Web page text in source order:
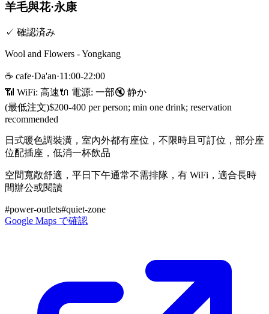
羊毛與花·永康
✓ 確認済み
Wool and Flowers - Yongkang
☕ cafe·Da'an·11:00-22:00
📶 WiFi: 高速🔌 電源: 一部🔇 静か
(最低注文)$200-400 per person; min one drink; reservation
recommended
日式暖色調裝潢，室內外都有座位，不限時且可訂位，部分座
位配插座，低消一杯飲品
空間寬敞舒適，平日下午通常不需排隊，有 WiFi，適合長時
間辦公或閱讀
#power-outlets#quiet-zone
Google Maps で確認